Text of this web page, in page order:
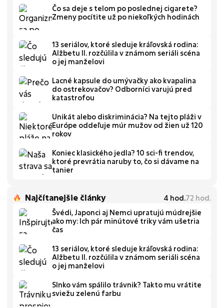
Čo sa deje s telom po poslednej cigarete?
Zmeny pocítite už po niekoľkých hodinách
13 seriálov, ktoré sleduje kráľovská rodina:
Alžbetu II. rozčúlila v známom seriáli scéna
o jej manželovi
Lacné kapsule do umývačky ako kvapalina
do ostrekovačov? Odborníci varujú pred
katastrofou
Unikát alebo diskriminácia? Na tejto pláži v
Európe oddeľuje múr mužov od žien už 120
rokov
Koniec klasického jedla? 10 sci-fi trendov,
ktoré prevrátia naruby to, čo si dávame na
tanier
Najčítanejšie články 4 hod.72 hod.
Švédi, Japonci aj Nemci upratujú múdrejšie
ako my: Ich pár minútové triky vám ušetria
čas
13 seriálov, ktoré sleduje kráľovská rodina:
Alžbetu II. rozčúlila v známom seriáli scéna
o jej manželovi
Slnko vám spálilo trávnik? Takto mu vrátite
sviežu zelenú farbu